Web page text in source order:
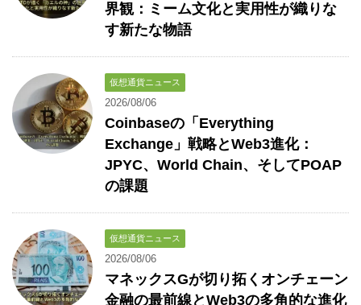
界観：ミーム文化と実用性が織りな
す新たな物語
仮想通貨ニュース
2026/08/06
Coinbaseの「Everything
Exchange」戦略とWeb3進化：
JPYC、World Chain、そしてPOAP
の課題
仮想通貨ニュース
2026/08/06
マネックスGが切り拓くオンチェーン
金融の最前線とWeb3の多角的な進化